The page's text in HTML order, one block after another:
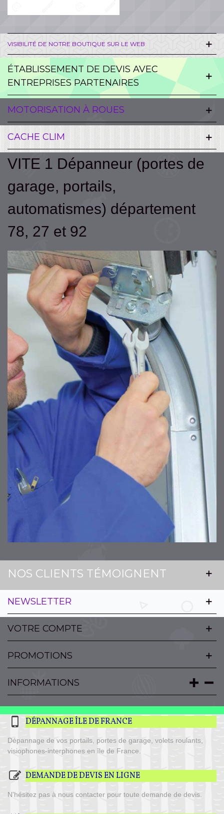
VISIBILITÉ DE NOTRE BOUTIQUE SUR LE WEB
ÉTABLISSEMENT DE DEVIS AVEC
ENTREPRISES PARTENAIRES
MOTORISATION À ROUES
CACHE CLIM
VITE 1 Dépanneur (portes de
garage, portails,
automatismes) département
78, 27 et 92
NOS CLIENTS TÉMOIGNENT
NEWSLETTER
VOTRE COMPTE
PROMOTIONS
INFORMATIONS
DÉPANNAGE ÎLE DE FRANCE
Dépannage de vos portails, portes de garage, volets roulants,
visiophones-interphones en île de France.
DEMANDE DE DEVIS EN LIGNE
N'hésitez pas à nous contacter pour toute demande de devis.